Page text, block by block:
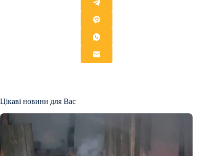
Цікаві новини для Вас